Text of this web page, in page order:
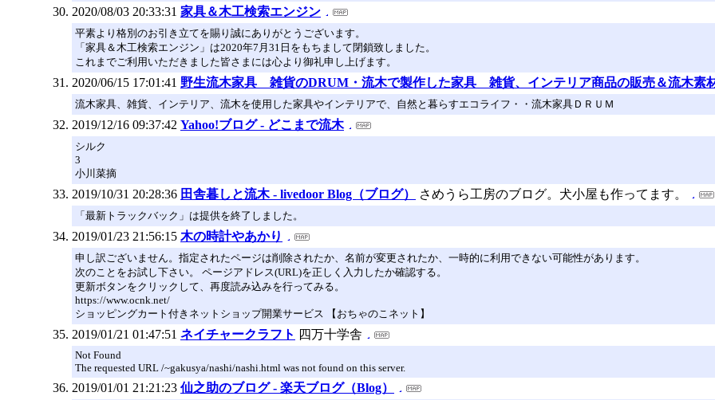
2020/08/03 20:33:31 家具＆木工検索エンジン
平素より格別のお引き立てを賜り誠にありがとうございます。
「家具＆木工検索エンジン」は2020年7月31日をもちまして閉鎖致しました。
これまでご利用いただきました皆さまには心より御礼申し上げます。
2020/06/15 17:01:41 野生流木家具 雑貨のDRUM・流木で製作した家具 雑貨、インテリア商品の販売＆流木素
流木家具、雑貨、インテリア、流木を使用した家具やインテリアで、自然と暮らすエコライフ・・流木家具ＤＲＵＭ
2019/12/16 09:37:42 Yahoo!ブログ - どこまで流木
シルク
3
小川菜摘
2019/10/31 20:28:36 田舎暮しと流木 - livedoor Blog（ブログ） さめうら工房のブログ。犬小屋も作ってます。
「最新トラックバック」は提供を終了しました。
2019/01/23 21:56:15 木の時計やあかり
申し訳ございません。指定されたページは削除されたか、名前が変更されたか、一時的に利用できない可能性があります。
次のことをお試し下さい。 ページアドレス(URL)を正しく入力したか確認する。
更新ボタンをクリックして、再度読み込みを行ってみる。
https://www.ocnk.net/
ショッピングカート付きネットショップ開業サービス 【おちゃのこネット】
2019/01/21 01:47:51 ネイチャークラフト 四万十学舎
Not Found
The requested URL /~gakusya/nashi/nashi.html was not found on this server.
2019/01/01 21:21:23 仙之助のブログ - 楽天ブログ（Blog）